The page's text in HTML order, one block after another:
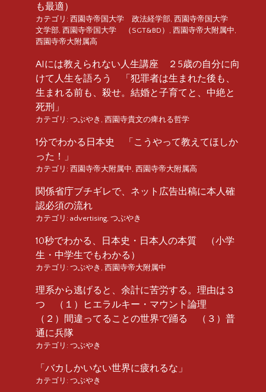
も最適）
カテゴリ: 西園寺帝国大学 政法経学部, 西園寺帝国大学
文学部, 西園寺帝国大学 （SGT&BD） , 西園寺帝大附属中,
西園寺帝大附属高
AIには教えられない人生講座 ２5歳の自分に向
けて人生を語ろう 「犯罪者は生まれた後も、
生まれる前も、殺せ。結婚と子育てと、中絶と
死刑」
カテゴリ: つぶやき , 西園寺貴文の痺れる哲学
1分でわかる日本史 「こうやって教えてほしか
った！」
カテゴリ: 西園寺帝大附属中, 西園寺帝大附属高
関係省庁ブチギレで、ネット広告出稿に本人確
認必須の流れ
カテゴリ: advertising, つぶやき
10秒でわかる、日本史・日本人の本質 （小学
生・中学生でもわかる）
カテゴリ: つぶやき , 西園寺帝大附属中
理系から逃げると、余計に苦労する。理由は３
つ （１）ヒエラルキー・マウント論理
（２）間違ってることの世界で踊る （３）普
通に兵隊
カテゴリ: つぶやき
「バカしかいない世界に疲れるな」
カテゴリ: つぶやき